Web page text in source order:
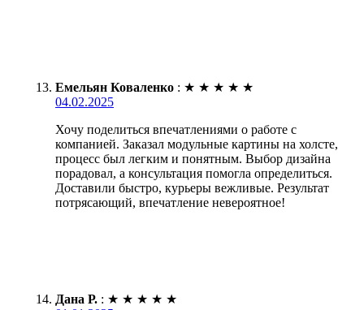
Емельян Коваленко : ★ ★ ★ ★ ★
04.02.2025
Хочу поделиться впечатлениями о работе с
компанией. Заказал модульные картины на холсте,
процесс был легким и понятным. Выбор дизайна
порадовал, а консультация помогла определиться.
Доставили быстро, курьеры вежливые. Результат
потрясающий, впечатление невероятное!
Дана Р. : ★ ★ ★ ★ ★